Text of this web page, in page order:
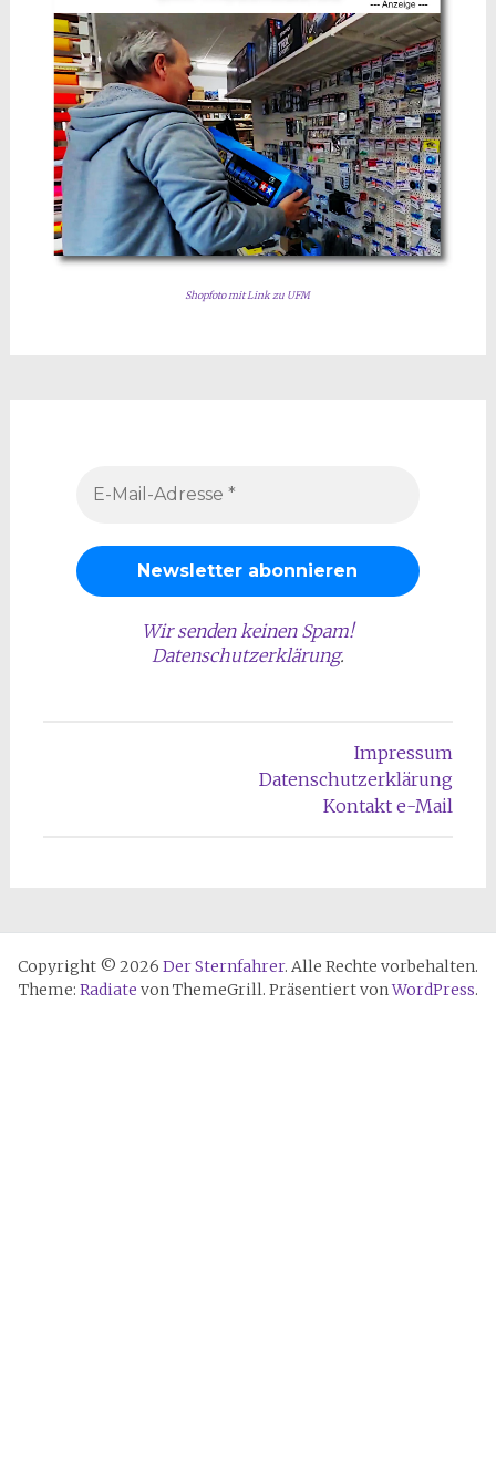
Shopfoto mit Link zu UFM
Wir senden keinen Spam!
Datenschutzerklärung.
Impressum
Datenschutzerklärung
Kontakt e-Mail
Copyright © 2026 Der Sternfahrer. Alle Rechte vorbehalten.
Theme: Radiate von ThemeGrill. Präsentiert vonWordPress.